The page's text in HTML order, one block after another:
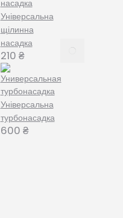
Універсальна
щілинна
насадка
210 ₴
Універсальна
турбонасадка
600 ₴